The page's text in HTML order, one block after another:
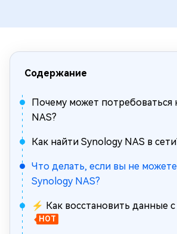
Содержание
Почему может потребоваться
NAS?
Как найти Synology NAS в
Что делать, если вы не
Synology NAS?
⚡ Как восстановить данные
HOT